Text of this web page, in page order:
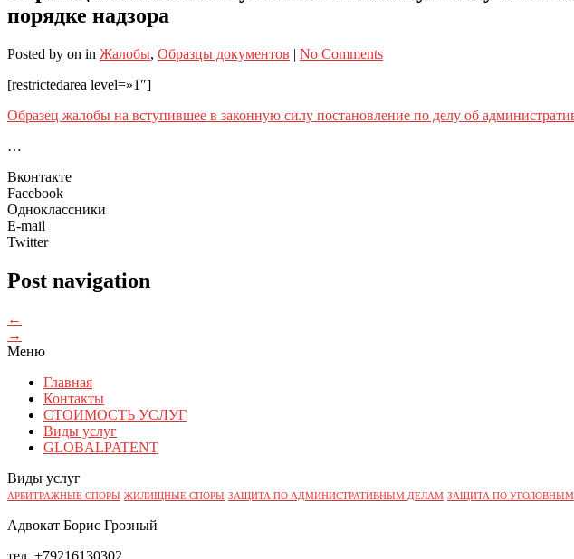
порядке надзора
Posted by on in Жалобы, Образцы документов | No Comments
[restrictedarea level=»1″]
Образец жалобы на вступившее в законную силу постановление по делу об
…
Вконтакте
Facebook
Одноклассники
E-mail
Twitter
Post navigation
←
→
Меню
Главная
Контакты
СТОИМОСТЬ УСЛУГ
Виды услуг
GLOBALPATENT
Виды услуг
АРБИТРАЖНЫЕ СПОРЫ ЖИЛИЩНЫЕ СПОРЫ ЗАЩИТА ПО АДМИНИСТРАТИВНЫМ ДЕЛАМ ЗАЩИТА ПО
Адвокат Борис Грозный
тел. +79216130302